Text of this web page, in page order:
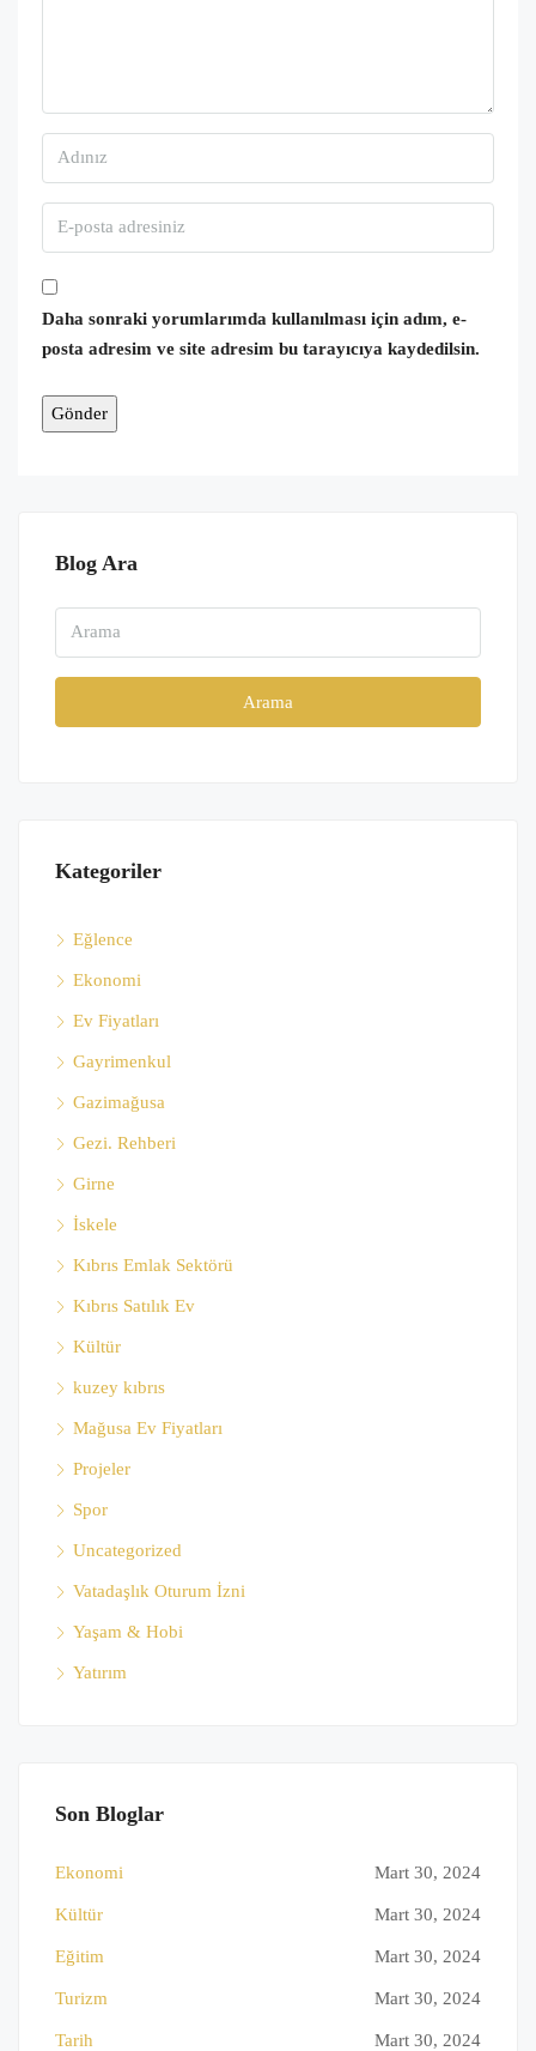
Daha sonraki yorumlarımda kullanılması için adım, e-
posta adresim ve site adresim bu tarayıcıya kaydedilsin.
Blog Ara
Arama
Kategoriler
Eğlence
Ekonomi
Ev Fiyatları
Gayrimenkul
Gazimağusa
Gezi. Rehberi
Girne
İskele
Kıbrıs Emlak Sektörü
Kıbrıs Satılık Ev
Kültür
kuzey kıbrıs
Mağusa Ev Fiyatları
Projeler
Spor
Uncategorized
Vatadaşlık Oturum İzni
Yaşam & Hobi
Yatırım
Son Bloglar
Ekonomi Mart 30, 2024
Kültür Mart 30, 2024
Eğitim Mart 30, 2024
Turizm Mart 30, 2024
Tarih Mart 30, 2024